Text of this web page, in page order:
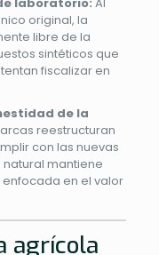
original, la
libre de la
sintéticos que
fiscalizar en
de la
reestructuran
con las nuevas
natural mantiene
en el valor
agrícola